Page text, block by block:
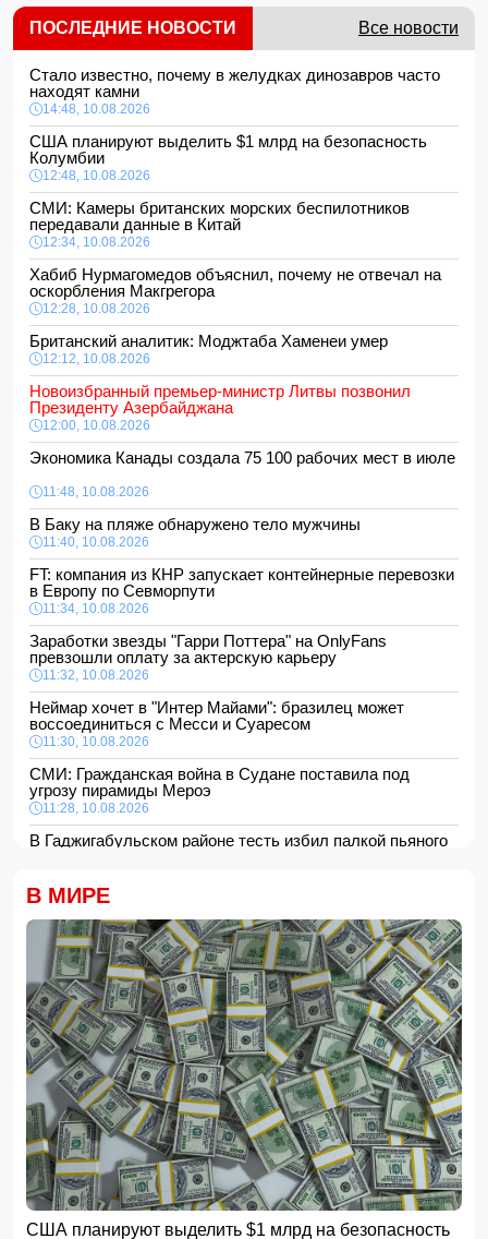
ПОСЛЕДНИЕ НОВОСТИ Все новости
Стало известно, почему в желудках динозавров часто
находят камни
14:48, 10.08.2026
США планируют выделить $1 млрд на безопасность
Колумбии
12:48, 10.08.2026
СМИ: Камеры британских морских беспилотников
передавали данные в Китай
12:34, 10.08.2026
Хабиб Нурмагомедов объяснил, почему не отвечал на
оскорбления Макгрегора
12:28, 10.08.2026
Британский аналитик: Моджтаба Хаменеи умер
12:12, 10.08.2026
Новоизбранный премьер-министр Литвы позвонил
Президенту Азербайджана
12:00, 10.08.2026
Экономика Канады создала 75 100 рабочих мест в июле
11:48, 10.08.2026
В Баку на пляже обнаружено тело мужчины
11:40, 10.08.2026
FT: компания из КНР запускает контейнерные перевозки
в Европу по Севморпути
11:34, 10.08.2026
Заработки звезды "Гарри Поттера" на OnlyFans
превзошли оплату за актерскую карьеру
11:32, 10.08.2026
Неймар хочет в "Интер Майами": бразилец может
воссоединиться с Месси и Суаресом
11:30, 10.08.2026
СМИ: Гражданская война в Судане поставила под
угрозу пирамиды Мероэ
11:28, 10.08.2026
В Гаджигабульском районе тесть избил палкой пьяного
Анна Седокова показала фигуру в мини-платье с
крыльями и чулках
11:22, 10.08.2026
В Сабирабадском районе 59-летний мужчина погиб от
удара электрическим током
11:20, 10.08.2026
12 человек погибли и 8 пропали в результате оползней и
наводнений на Филиппинах- ФОТО/ВИДЕО
11:16, 10.08.2026
Ильхам Алиев поблагодарил Масуда Пезешкиана-
ФОТО
11:08, 10.08.2026
Asia Times: Украине грозит крах из-за дефицита
вооружения у США
11:00, 10.08.2026
В МИРЕ
США планируют выделить $1 млрд на безопасность